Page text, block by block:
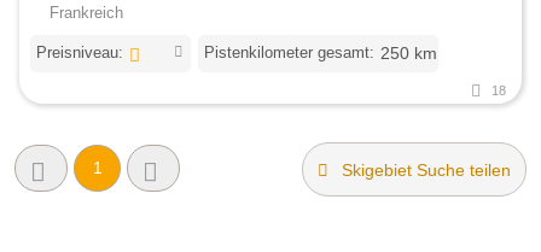
Frankreich
Preisniveau: Pistenkilometer gesamt: 250 km
18
1 Skigebiet Suche teilen